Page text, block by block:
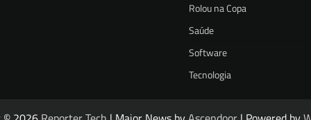
Rolou na Copa
Saúde
Software
Tecnologia